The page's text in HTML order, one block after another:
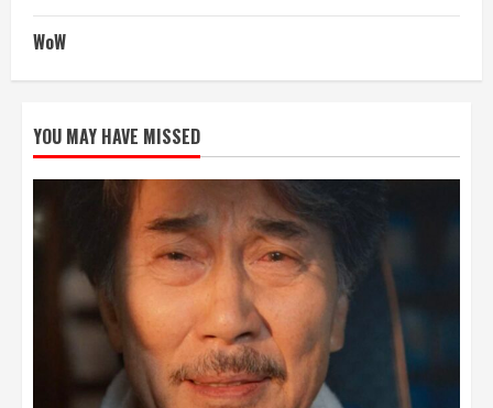
WoW
YOU MAY HAVE MISSED